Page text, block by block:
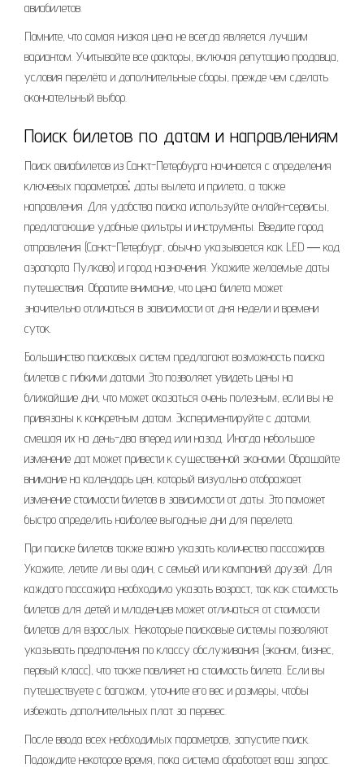
авиабилетов.
Помните, что самая низкая цена не всегда является лучшим
вариантом. Учитывайте все факторы, включая репутацию продавца,
условия перелёта и дополнительные сборы, прежде чем сделать
окончательный выбор.
Поиск билетов по датам и направлениям
Поиск авиабилетов из Санкт-Петербурга начинается с определения
ключевых параметров⁚ даты вылета и прилета, а также
направления. Для удобства поиска используйте онлайн-сервисы,
предлагающие удобные фильтры и инструменты. Введите город
отправления (Санкт-Петербург, обычно указывается как LED ― код
аэропорта Пулково) и город назначения. Укажите желаемые даты
путешествия. Обратите внимание, что цена билета может
значительно отличаться в зависимости от дня недели и времени
суток.
Большинство поисковых систем предлагают возможность поиска
билетов с гибкими датами. Это позволяет увидеть цены на
ближайшие дни, что может оказаться очень полезным, если вы не
привязаны к конкретным датам. Экспериментируйте с датами,
смещая их на день-два вперед или назад. Иногда небольшое
изменение дат может привести к существенной экономии. Обращайте
внимание на календарь цен, который визуально отображает
изменение стоимости билетов в зависимости от даты. Это поможет
быстро определить наиболее выгодные дни для перелета.
При поиске билетов также важно указать количество пассажиров.
Укажите, летите ли вы один, с семьей или компанией друзей. Для
каждого пассажира необходимо указать возраст, так как стоимость
билетов для детей и младенцев может отличаться от стоимости
билетов для взрослых. Некоторые поисковые системы позволяют
указывать предпочтения по классу обслуживания (эконом, бизнес,
первый класс), что также повлияет на стоимость билета. Если вы
путешествуете с багажом, уточните его вес и размеры, чтобы
избежать дополнительных плат за перевес.
После ввода всех необходимых параметров, запустите поиск.
Подождите некоторое время, пока система обработает ваш запрос.